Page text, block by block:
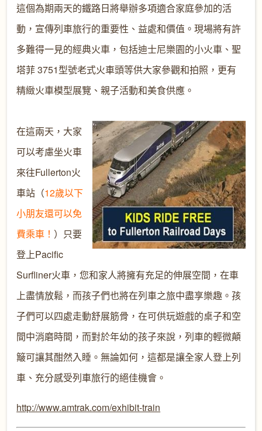
這個為期兩天的鐵路日將舉辦多項適合家庭參加的活
動，宣傳列車旅行的重要性、益處和價值。現場將有許
多難得一見的經典火車，包括迪士尼樂園的小火車、聖
塔菲 3751型號老式火車頭等供大家參觀和拍照，更有
精緻火車模型展覽、親子活動和美食供應。
在這兩天，大家
可以考慮坐火車
來往Fullerton火
車站（12歲以下
小朋友還可以免
費乘車！ ）只要
登上Pacific
Surfliner火車，您和家人將擁有充足的伸展空間，在車
上盡情放鬆，而孩子們也將在列車之旅中盡享樂趣。孩
子們可以四處走動舒展筋骨，在可供玩遊戲的桌子和空
間中消磨時間，而對於年幼的孩子來說，列車的輕微顛
簸可讓其酣然入睡。無論如何，這都是讓全家人登上列
車、充分感受列車旅行的絕佳機會。
http://www.amtrak.com/exhibit-train